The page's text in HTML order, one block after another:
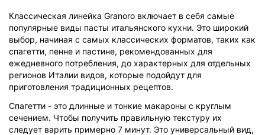
Классическая линейка Granoro включает в себя самые
популярные виды пасты итальянского кухни. Это широкий
выбор, начиная с самых классических форматов, таких как
спагетти, пенне и пастине, рекомендованных для
ежедневного потребления, до характерных для отдельных
регионов Италии видов, которые подойдут для
приготовления традиционных рецептов.
Спагетти - это длинные и тонкие макароны с круглым
сечением. Чтобы получить правильную текстуру их
следует варить примерно 7 минут. Это универсальный вид,